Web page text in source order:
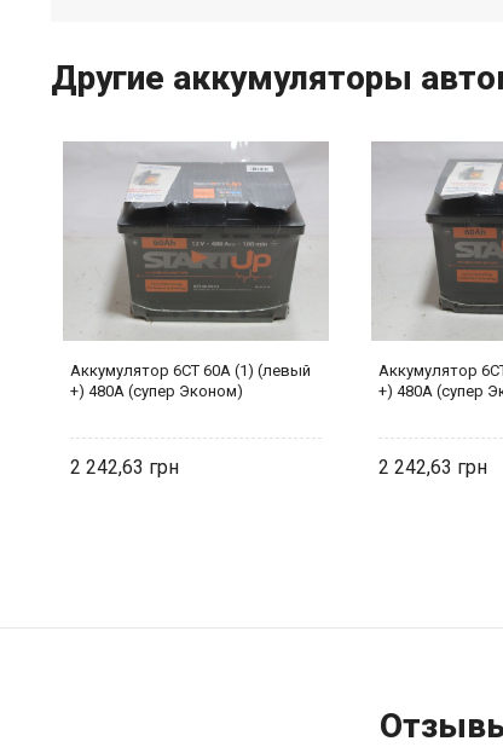
Другие аккумуляторы
Аккумулятор 6СТ 60А (1) (левый
+) 480А (супер Эконом)
2 242,63
Аккумулятор
+) 480А (супер
2 242,63